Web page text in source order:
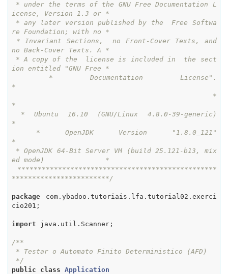
icense, Version 1.3 or *
re Foundation; with no *
no Back-Cover Texts. A *
ion entitled "GNU Free *
*
*
*
*
ed mode)               *
************************/
package com.ybadoo.tutoriais.lfa.tutorial02.exerci
cio201;
import java.util.Scanner;
/**
*/
public
class Application